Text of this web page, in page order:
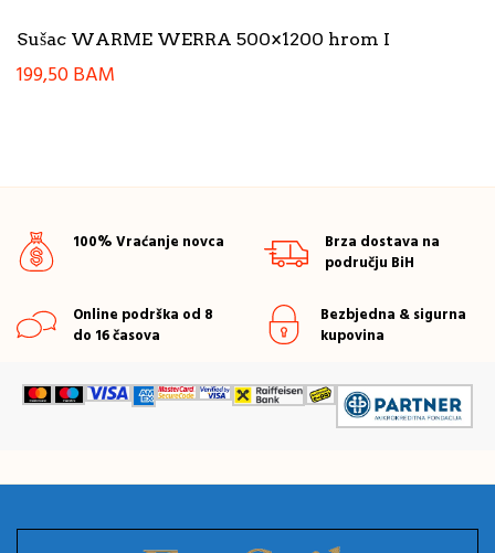
Sušac WARME WERRA 500×1200 hrom I
199,50BAM
100% Vraćanje novca
Brza dostava na
području BiH
Online podrška od 8
do 16 časova
Bezbjedna & sigurna
kupovina